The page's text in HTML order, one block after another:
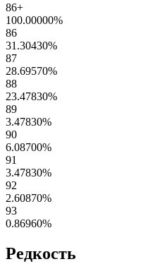
86+
100.00000%
86
31.30430%
87
28.69570%
88
23.47830%
89
3.47830%
90
6.08700%
91
3.47830%
92
2.60870%
93
0.86960%
Редкость